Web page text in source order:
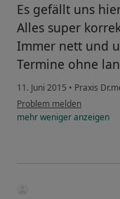
Es gefällt uns
Alles super
Immer nett und
Termine ohne
11. Juni 2015 • Praxis
Problem melden
mehrwenigeranzeigen